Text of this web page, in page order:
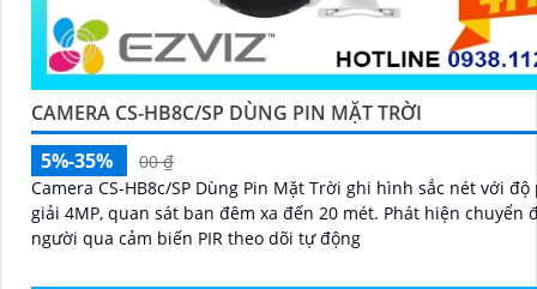
CAMERA CS-HB8C/SP DÙNG PIN MẶT TRỜI
5%-35%
00 ₫
Camera CS-HB8c/SP Dùng Pin Mặt Trời ghi hình sắc nét với độ
giải 4MP, quan sát ban đêm xa đến 20 mét. Phát hiện chuyển động
người qua cảm biến PIR theo dõi tự động